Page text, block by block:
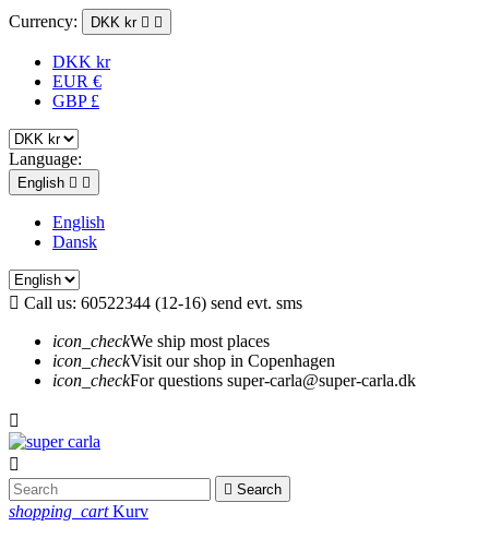
Currency: DKK kr  
DKK kr
EUR €
GBP £
Language:
English  
English
Dansk
 Call us: 60522344 (12-16) send evt. sms
icon_checkWe ship most places
icon_checkVisit our shop in Copenhagen
icon_checkFor questions super-carla@super-carla.dk


 Search
shopping_cart Kurv